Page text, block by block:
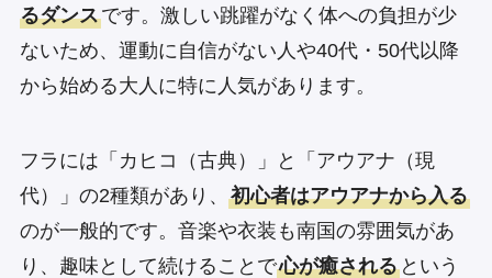
るダンスです。激しい跳躍がなく体への負担が少
ないため、運動に自信がない人や40代・50代以降
から始める大人に特に人気があります。
フラには「カヒコ（古典）」と「アウアナ（現
代）」の2種類があり、 初心者はアウアナから入る
のが一般的です。音楽や衣装も南国の雰囲気があ
り、趣味として続けることで心が癒されるという